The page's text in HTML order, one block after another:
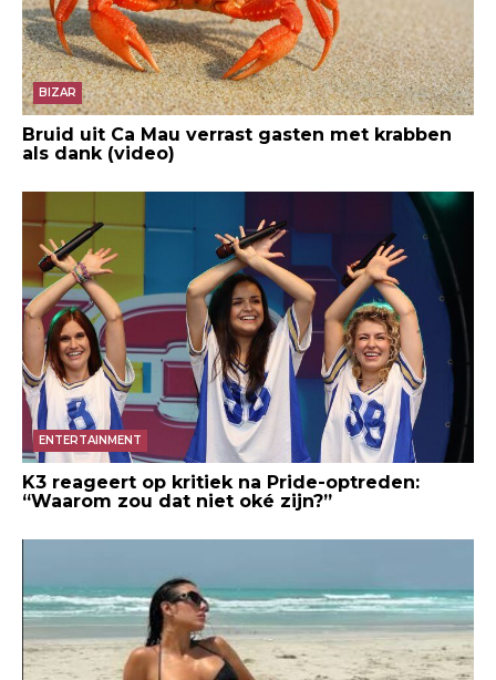
BIZAR
Bruid uit Ca Mau verrast gasten met krabben
als dank (video)
ENTERTAINMENT
K3 reageert op kritiek na Pride-optreden:
“Waarom zou dat niet oké zijn?”